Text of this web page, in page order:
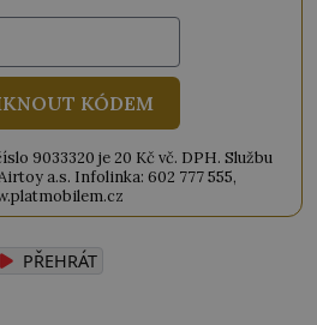
KÓDEM
9033320 je 20 Kč vč. DPH. Službu
a.s. Infolinka: 602 777 555,
PŘEHRÁT